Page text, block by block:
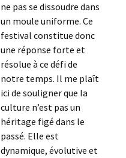
ne pas se dissoudre dans
un moule uniforme. Ce
festival constitue donc
une réponse forte et
résolue à ce défi de
notre temps. Il me plaît
ici de souligner que la
culture n’est pas un
héritage figé dans le
passé. Elle est
dynamique, évolutive et